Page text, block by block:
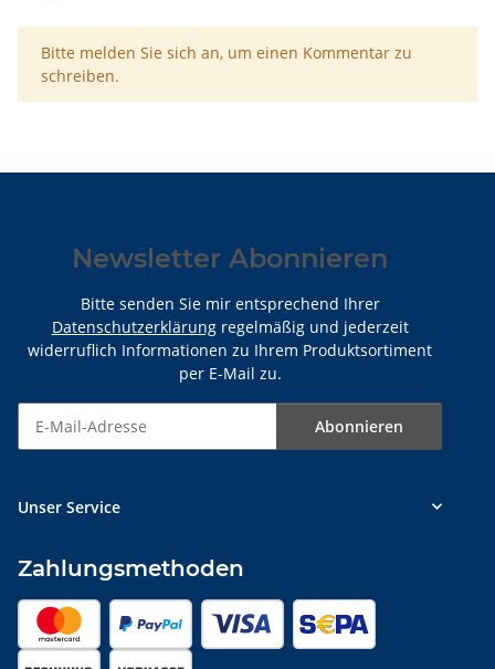
x
Bitte melden Sie sich an, um einen Kommentar zu
schreiben.
Newsletter Abonnieren
Bitte senden Sie mir entsprechend Ihrer
Datenschutzerklärungregelmäßig und jederzeit
widerruflich Informationen zu Ihrem Produktsortiment
per E-Mail zu.
Abonnieren
Unser Service
Zahlungsmethoden